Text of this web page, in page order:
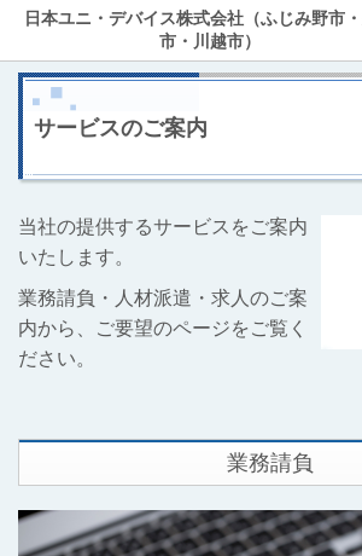
日本ユニ・デバイス株式会社（ふじみ野市
市・川越市）
サービスのご案内
当社の提供するサービスをご案内
いたします。
業務請負・人材派遣・求人のご案
内から、ご要望のページをご覧く
ださい。
業務請負